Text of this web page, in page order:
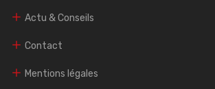
Actu & Conseils
Contact
Mentions légales